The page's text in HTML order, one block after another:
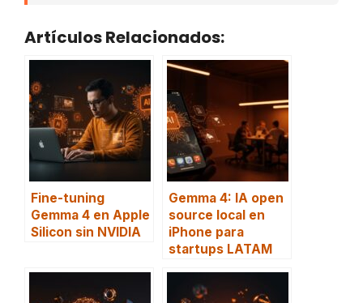
Artículos Relacionados:
Fine-tuning
Gemma 4 en Apple
Silicon sin NVIDIA
Gemma 4: IA open
source local en
iPhone para
startups LATAM